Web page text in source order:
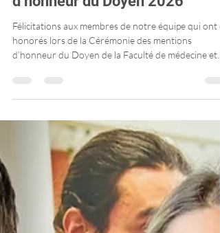
Cérémonie des mentions
d’honneur du Doyen 2026
Félicitations aux membres de notre équipe qui ont
des sciences de la santé – Université de
merci à toutes les personnes qui y contribuent